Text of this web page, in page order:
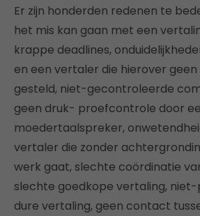
Er zijn honderden redenen te
het mis kan gaan met een
krappe deadlines,
en een vertaler die hierover
gesteld, niet-gecontroleerde
geen druk- proefcontrole door
moedertaalspreker,
vertaler die zonder
werk gaat, slechte coördinatie
slechte goedkope vertaling,
dure vertaling, geen contact